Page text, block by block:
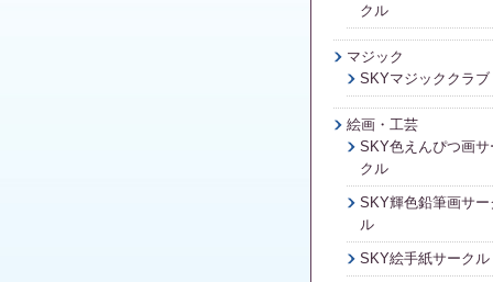
クル
マジック
SKYマジッククラブ
絵画・工芸
SKY色えんぴつ画サ
クル
SKY輝色鉛筆画サー
ル
SKY絵手紙サークル